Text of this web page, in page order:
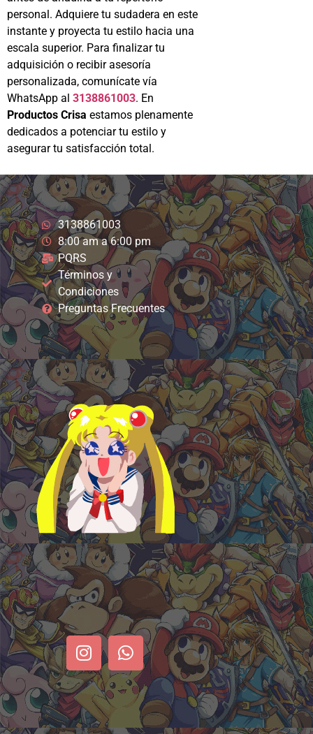
personal. Adquiere tu sudadera en este
instante y proyecta tu estilo hacia una
escala superior. Para finalizar tu
adquisición o recibir asesoría
personalizada, comunícate vía
WhatsApp al 3138861003. En
Productos Crisa estamos plenamente
dedicados a potenciar tu estilo y
asegurar tu satisfacción total.
3138861003
8:00 am a 6:00 pm
PQRS
Términos y
Condiciones
Preguntas Frecuentes